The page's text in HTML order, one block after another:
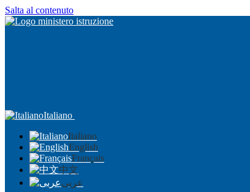
Salta al contenuto
Italiano
Italiano
English
Français
中文
عربى